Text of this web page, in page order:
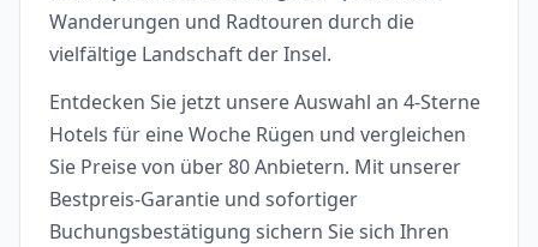
Wanderungen und Radtouren durch die
vielfältige Landschaft der Insel.
Entdecken Sie jetzt unsere Auswahl an 4-Sterne
Hotels für eine Woche Rügen und vergleichen
Sie Preise von über 80 Anbietern. Mit unserer
Bestpreis-Garantie und sofortiger
Buchungsbestätigung sichern Sie sich Ihren